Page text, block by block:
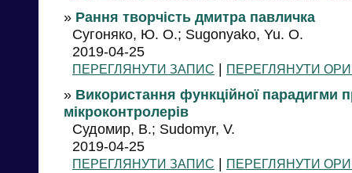
» Рання творчість дмитра павличка
Сугоняко, Ю. О.; Sugonyako, Yu. O.
2019-04-25
ПЕРЕГЛЯНУТИ ЗАПИС | ПЕРЕГЛЯНУТИ
» Використання функційної парадигми
мікроконтролерів
Судомир, В.; Sudomyr, V.
2019-04-25
ПЕРЕГЛЯНУТИ ЗАПИС | ПЕРЕГЛЯНУТИ